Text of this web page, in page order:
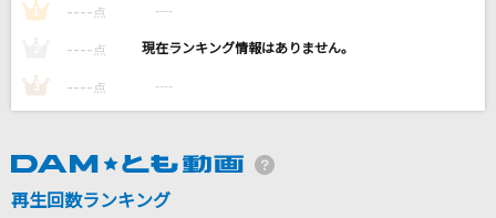
満ちてゆく
奏(かなで)
堀江由衣
1 ---- 点 ----
---- 点 ----
3 ---- 点 ----
再生回数ランキング